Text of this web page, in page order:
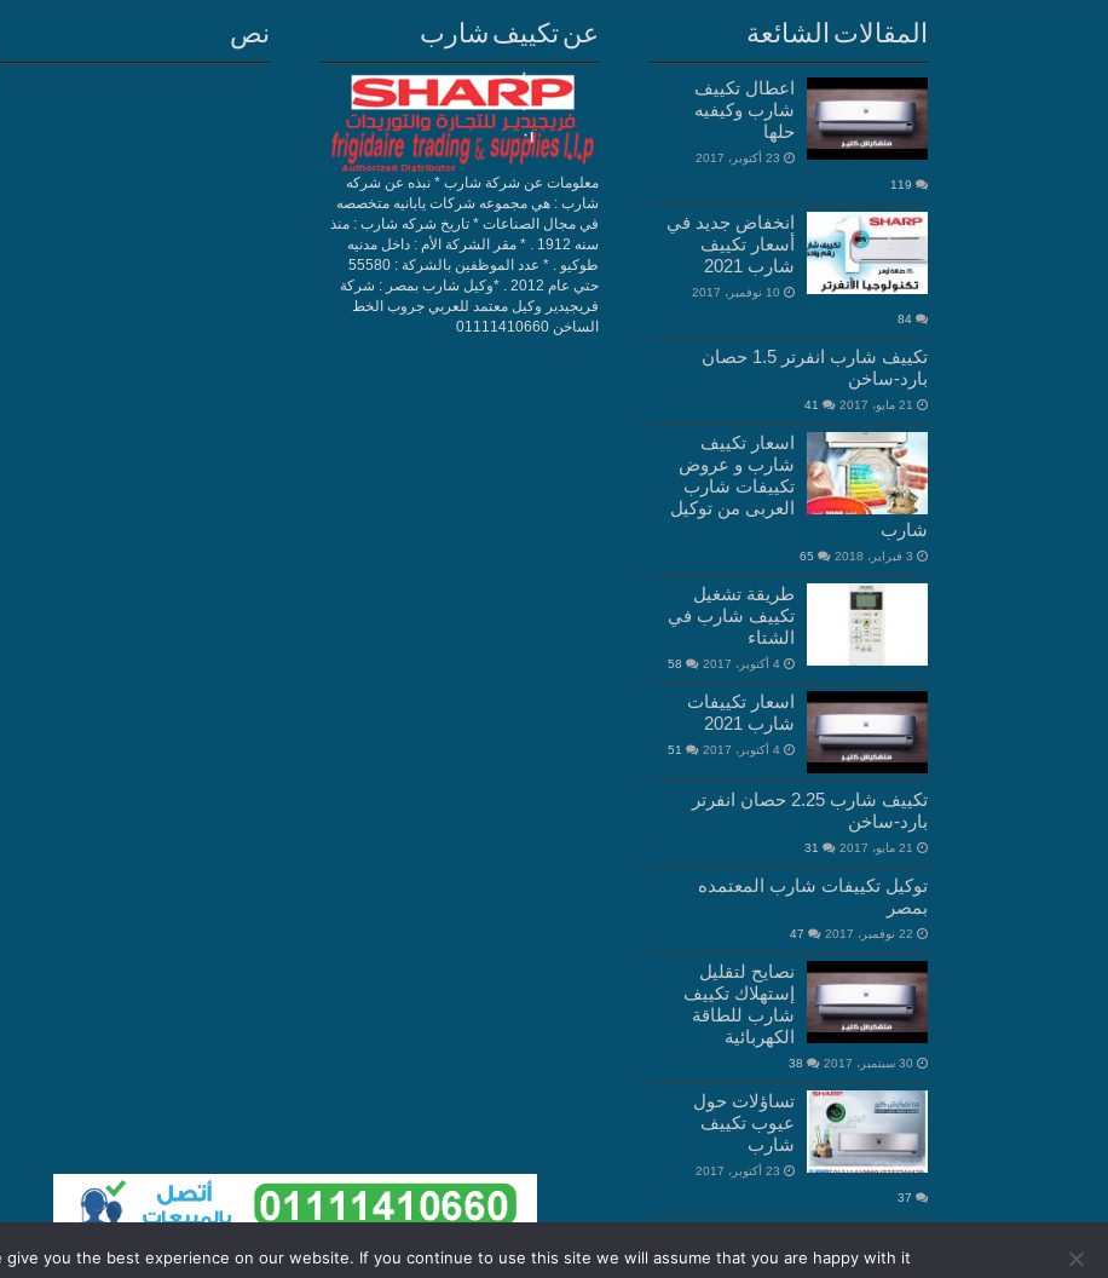
المقالات الشائعة
اعطال تكييف
شارب وكيفيه
حلها
23 أكتوبر، 2017
119
انخفاض جديد في
أسعار تكييف
شارب 2021
10 نوفمبر، 2017
84
تكييف شارب انفرتر 1.5 حصان
بارد-ساخن
21 مايو، 2017 41
اسعار تكييف
شارب و عروض
تكييفات شارب
العربى من توكيل
شارب
3 فبراير، 2018 65
طريقة تشغيل
تكييف شارب في
الشتاء
4 أكتوبر، 2017 58
اسعار تكييفات
شارب 2021
4 أكتوبر، 2017 51
تكييف شارب 2.25 حصان انفرتر
بارد-ساخن
21 مايو، 2017 31
توكيل تكييفات شارب المعتمده
بمصر
22 نوفمبر، 2017 47
نصايح لتقليل
إستهلاك تكييف
شارب للطاقة
الكهربائية
30 سبتمبر، 2017 38
تساؤلات حول
عيوب تكييف
شارب
23 أكتوبر، 2017
37
عن تكييف شارب
معلومات عن شركة شارب * نبذه عن شركه
شارب : هي مجموعه شركات يابانيه متخصصه
في مجال الصناعات * تاريخ شركه شارب : منذ
سنه 1912 . * مقر الشركة الأم : داخل مدنيه
طوكيو . * عدد الموظفين بالشركة : 55580
حتي عام 2012 . *وكيل شارب بمصر : شركة
فريجيدير وكيل معتمد للعربي جروب الخط
الساخن 01111410660
نص
you the best experience on our website. If you continue to use this site we will assume that you are happy with it.